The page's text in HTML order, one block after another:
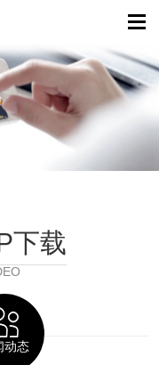
下载
动态